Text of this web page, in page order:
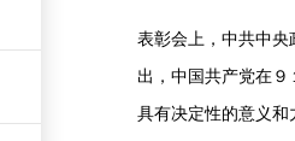
表彰会上，中共中
出，中国共产党在９
具有决定性的意义